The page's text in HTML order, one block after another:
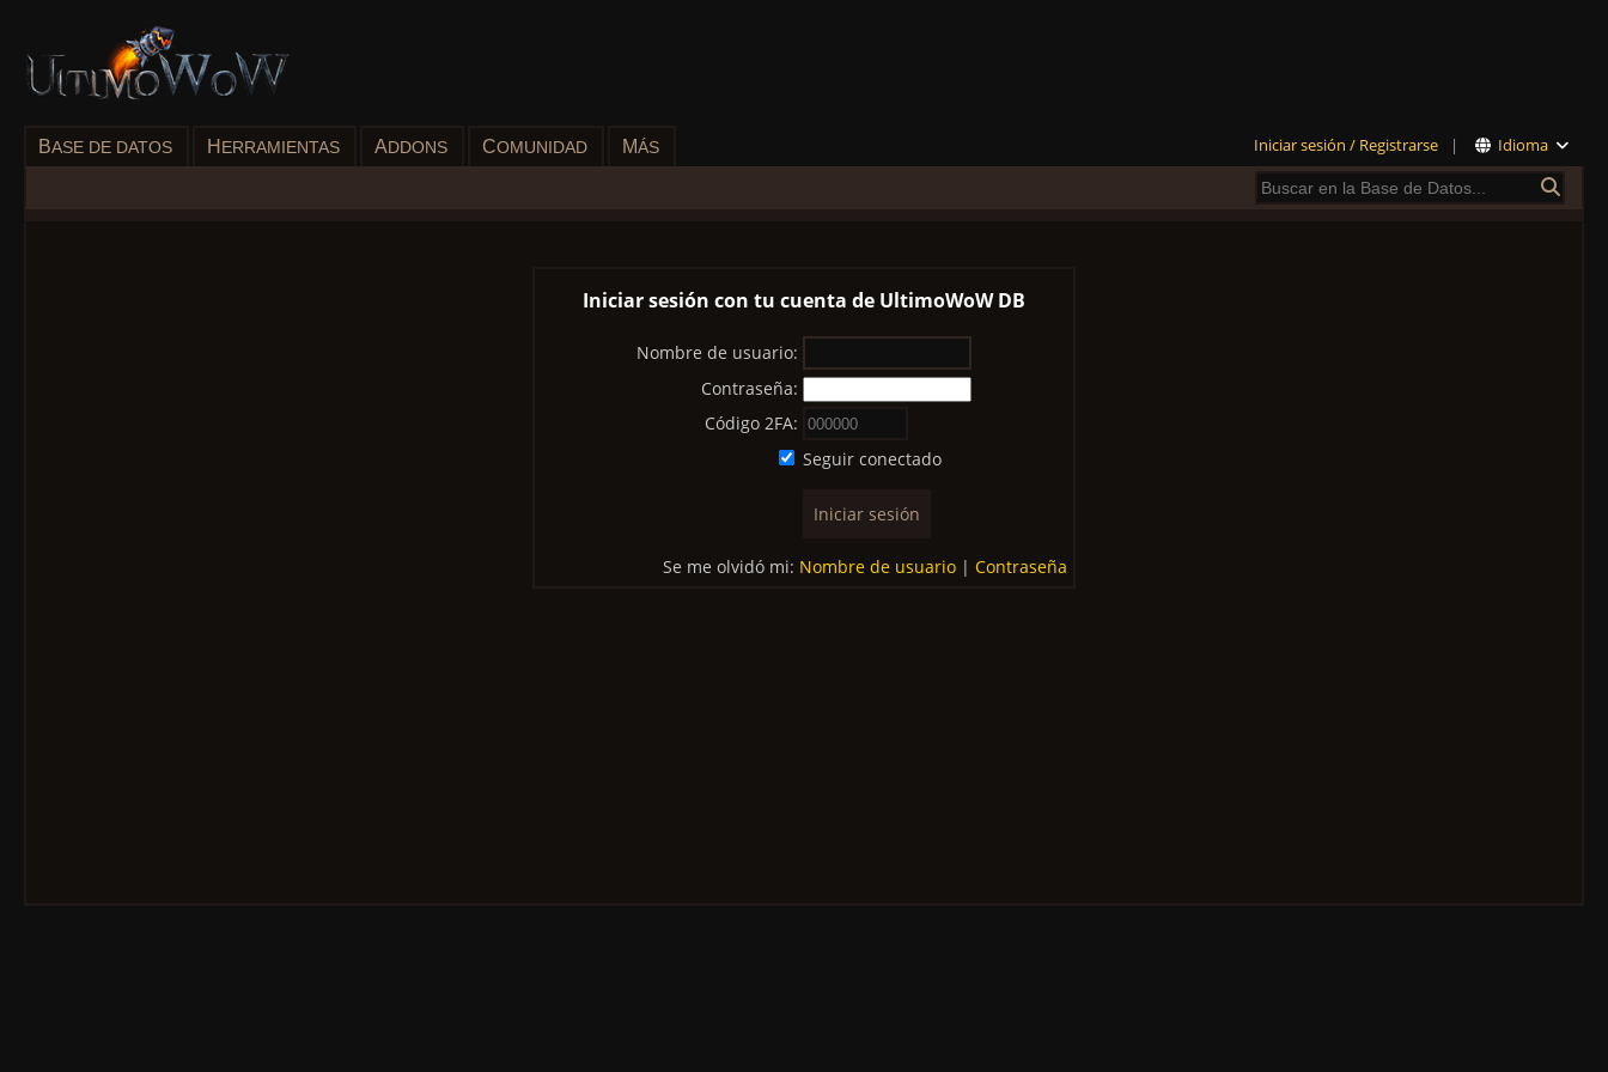
Iniciar sesión / Registrarse | Idioma
BASE DE DATOS H ERRAMIENTAS ADDONS COMUNIDAD MÁS
Iniciar sesión con tu cuenta de UltimoWoW DB
Nombre de usuario:
Contraseña:
Código 2FA:
Seguir conectado
Se me olvidó mi: Nombre de usuario | Contraseña